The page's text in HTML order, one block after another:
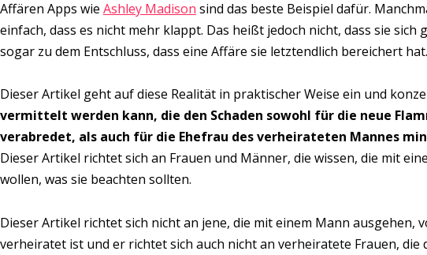
Affären Apps wie Ashley Madison sind das beste Beispiel dafür.
einfach, dass es nicht mehr klappt. Das heißt jedoch nicht, dass sie sich
sogar zu dem Entschluss, dass eine Affäre sie letztendlich bereichert hat.
Dieser Artikel geht auf diese Realität in praktischer Weise ein und
vermittelt werden kann, die den Schaden sowohl für die neue
verabredet, als auch für die Ehefrau des verheirateten Mannes
Dieser Artikel richtet sich an Frauen und Männer, die wissen, die mit
wollen, was sie beachten sollten.
Dieser Artikel richtet sich nicht an jene, die mit einem Mann ausgehen,
verheiratet ist und er richtet sich auch nicht an verheiratete Frauen, die